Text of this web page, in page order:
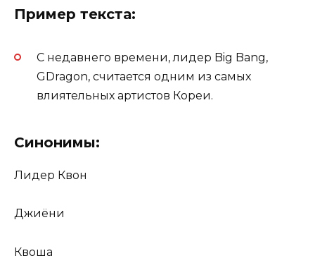
Пример текста:
С недавнего времени, лидер Big Bang,
GDragon, считается одним из самых
влиятельных артистов Кореи.
Синонимы:
Лидер Квон
Джиёни
Квоша